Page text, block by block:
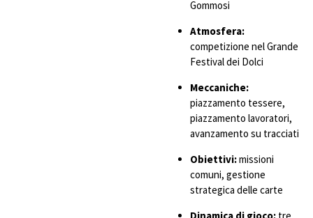
Gommosi
Atmosfera:
competizione nel Grande
Festival dei Dolci
Meccaniche:
piazzamento tessere,
piazzamento lavoratori,
avanzamento su tracciati
Obiettivi:missioni
comuni, gestione
strategica delle carte